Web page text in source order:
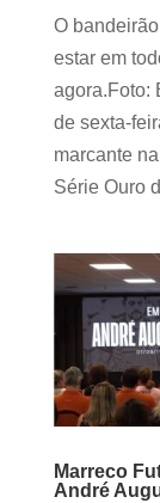
O
estar em
agora.Foto:
de sexta-
marcante
Série Ouro
Marreco
André